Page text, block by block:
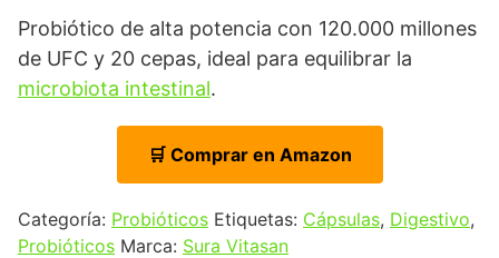
Probiótico de alta potencia con 120.000 millones
de UFC y 20 cepas, ideal para equilibrar la
microbiota intestinal.
🛒 Comprar en Amazon
Categoría: Probióticos Etiquetas: Cápsulas, Digestivo,
Probióticos Marca: Sura Vitasan